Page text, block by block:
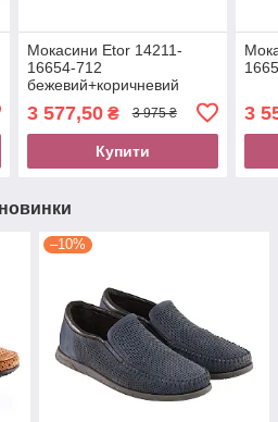
Мокасини Etor 14211-
16654-712
бежевий+коричневий
3 577,50₴ 3 975 ₴
Купити
3
–10%